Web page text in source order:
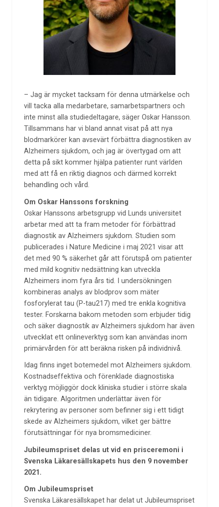
– Jag är mycket tacksam för denna utmärkelse och
vill tacka alla medarbetare, samarbetspartners och
inte minst alla studiedeltagare, säger Oskar Hansson.
Tillsammans har vi bland annat visat på att nya
blodmarkörer kan avsevärt förbättra diagnostiken av
Alzheimers sjukdom, och jag är övertygad om att
detta på sikt kommer hjälpa patienter runt världen
med att få en riktig diagnos och därmed korrekt
behandling och vård.
Om Oskar Hanssons forskning
Oskar Hanssons arbetsgrupp vid Lunds universitet
arbetar med att ta fram metoder för förbättrad
diagnostik av Alzheimers sjukdom. Studien som
publicerades i Nature Medicine i maj 2021 visar att
det med 90 % säkerhet går att förutspå om patienter
med mild kognitiv nedsättning kan utveckla
Alzheimers inom fyra års tid. I undersökningen
kombineras analys av blodprov som mäter
fosforylerat tau (P-tau217) med tre enkla kognitiva
tester. Forskarna bakom metoden som erbjuder tidig
och säker diagnostik av Alzheimers sjukdom har även
utvecklat ett onlineverktyg som kan användas inom
primärvården för att beräkna risken på individnivå.
Idag finns inget botemedel mot Alzheimers sjukdom.
Kostnadseffektiva och förenklade diagnostiska
verktyg möjliggör dock kliniska studier i större skala
än tidigare. Algoritmen underlättar även för
rekrytering av personer som befinner sig i ett tidigt
skede av Alzheimers sjukdom, vilket ger bättre
förutsättningar för nya bromsmediciner.
Jubileumspriset delas ut vid en prisceremoni i
Svenska Läkaresällskapets hus den 9 november
2021.
Om Jubileumspriset
Svenska Läkaresällskapet har delat ut Jubileumspriset